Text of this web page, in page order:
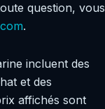
question, vous
.
incluent des
et des
affichés sont